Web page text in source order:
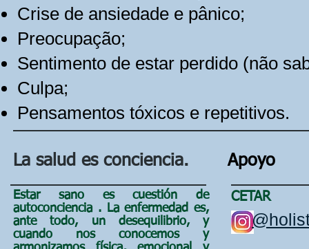
Crise de ansiedade e pânico;
Preocupação;
Sentimento de estar perdido (não
Culpa;
Pensamentos tóxicos e repetitivos.
La salud es conciencia. Apoyo
Estar sano es cuestión de
autoconciencia . La enfermedad es,
ante todo, un
desequilibrio, y
cuando nos conocemos y
CETAR